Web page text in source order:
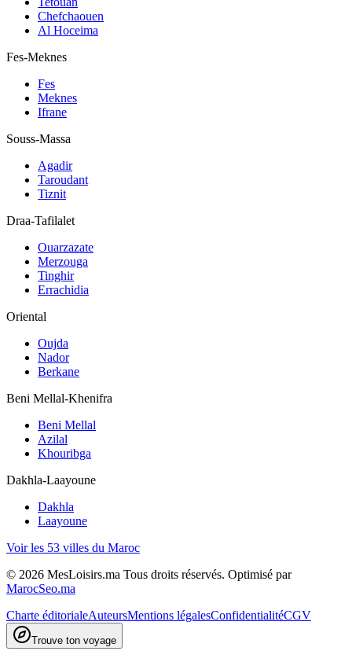
Chefchaouen
Al Hoceima
Fes-Meknes
Fes
Meknes
Ifrane
Souss-Massa
Agadir
Taroudant
Tiznit
Draa-Tafilalet
Ouarzazate
Merzouga
Tinghir
Errachidia
Oriental
Oujda
Nador
Berkane
Beni Mellal-Khenifra
Beni Mellal
Azilal
Khouribga
Dakhla-Laayoune
Dakhla
Laayoune
Voir les 53 villes du Maroc
© 2026 MesLoisirs.ma Tous droits réservés. Optimisé par
MarocSeo.ma
Charte éditorialeAuteursMentions légalesConfidentialitéCGV
Trouve ton voyage